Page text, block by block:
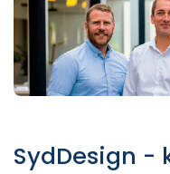
SydDesign -